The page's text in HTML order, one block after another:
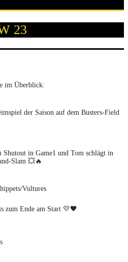
23
im Überblick:
der Saison auf dem Busters-Field
in Game1 und Tom schlägt in
Slam 💥🔥
Vultures
zum Ende am Start 💛🖤